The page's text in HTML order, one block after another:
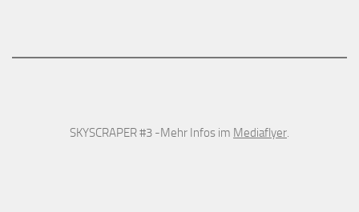
SKYSCRAPER #3 -Mehr Infos im Mediaflyer.